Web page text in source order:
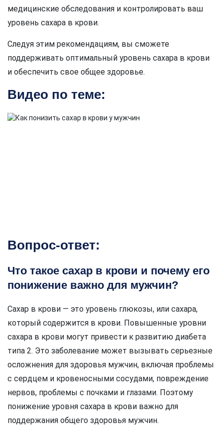
медицинские обследования и контролировать ваш
уровень сахара в крови.
Следуя этим рекомендациям, вы сможете
поддерживать оптимальный уровень сахара в крови
и обеспечить свое общее здоровье.
Видео по теме:
Вопрос-ответ:
Что такое сахар в крови и почему его
понижение важно для мужчин?
Сахар в крови — это уровень глюкозы, или сахара,
который содержится в крови. Повышенные уровни
сахара в крови могут привести к развитию диабета
типа 2. Это заболевание может вызывать серьезные
осложнения для здоровья мужчин, включая проблемы
с сердцем и кровеносными сосудами, повреждение
нервов, проблемы с почками и глазами. Поэтому
понижение уровня сахара в крови важно для
поддержания общего здоровья мужчин.